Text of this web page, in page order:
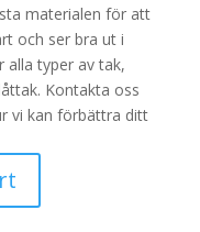
materialen för att
och ser bra ut i
alla typer av tak,
Kontakta oss
vi kan förbättra ditt